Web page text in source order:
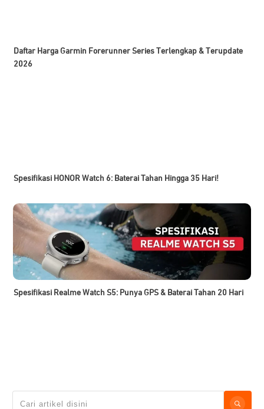
Daftar Harga Garmin Forerunner Series Terlengkap & Terupdate
2026
Spesifikasi HONOR Watch 6: Baterai Tahan Hingga 35 Hari!
Spesifikasi Realme Watch S5: Punya GPS & Baterai Tahan 20 Hari